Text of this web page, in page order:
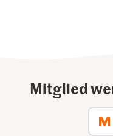
Mitglied